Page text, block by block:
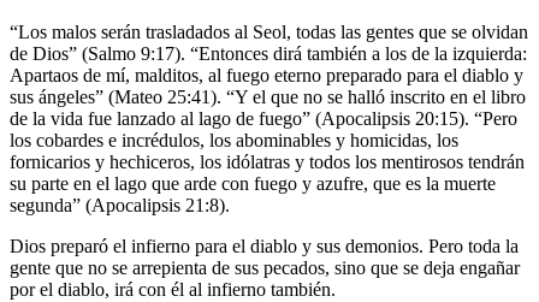
“Los malos serán trasladados al Seol, todas las gentes que se olvidan
de Dios” (Salmo 9:17). “Entonces dirá también a los de la izquierda:
Apartaos de mí, malditos, al fuego eterno preparado para el diablo y
sus ángeles” (Mateo 25:41). “Y el que no se halló inscrito en el libro
de la vida fue lanzado al lago de fuego” (Apocalipsis 20:15). “Pero
los cobardes e incrédulos, los abominables y homicidas, los
fornicarios y hechiceros, los idólatras y todos los mentirosos tendrán
su parte en el lago que arde con fuego y azufre, que es la muerte
segunda” (Apocalipsis 21:8).
Dios preparó el infierno para el diablo y sus demonios. Pero toda la
gente que no se arrepienta de sus pecados, sino que se deja engañar
por el diablo, irá con él al infierno también.